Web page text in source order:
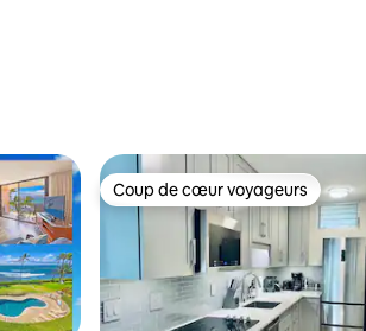
: 4,95 sur 5
Coup de cœur voyageurs
Coup de cœur voyageurs